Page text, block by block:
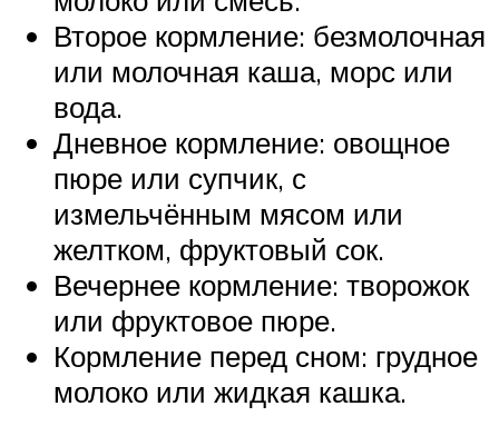
Второе кормление: безмолочная
или молочная каша, морс или
вода.
Дневное кормление: овощное
пюре или супчик, с
измельчённым мясом или
желтком, фруктовый сок.
Вечернее кормление: творожок
или фруктовое пюре.
Кормление перед сном: грудное
молоко или жидкая кашка.